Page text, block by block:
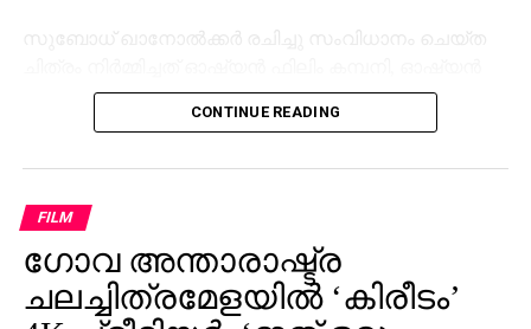
സുബോധ് ഖാനോൽക്കർ രചിച്ചു സംവിധാനം ചെയ്ത
ആർട്ട് ഹൌസ് പ്രൊഡക്ഷൻ എന്നീ ബാനറുകളിൽ
സുജയ് ഹാൻഡെ, ഓങ്കാർ കേറ്റ്, സുബോധ്
സഞ്ജയ് ദുബെ, വിനായക് ജോഷി എന്നിവർ ചേർന്നാണ്.
ചിത്രം മലയാളത്തിൽ അവതരിപ്പിക്കുന്നത് മാക്സ്
മാർക്കറ്റിംഗ് ബാനറിൽ ഉമേഷ് കുമാർ ബൻസാൽ,
ബവേഷ് ജനവ്ലേക്കർ, വരുൺ ഗുപ്ത. ചരിത്രത്തിൽ
ആദ്യമായാണ് ഒരു മറാത്തി ചിത്രത്തിന്റെ മലയാളം
CONTINUE READING
FILM
ഗോവ അന്താരാഷ്ട്ര
ചലച്ചിത്രമേളയില്‍ ‘കിരീടം’